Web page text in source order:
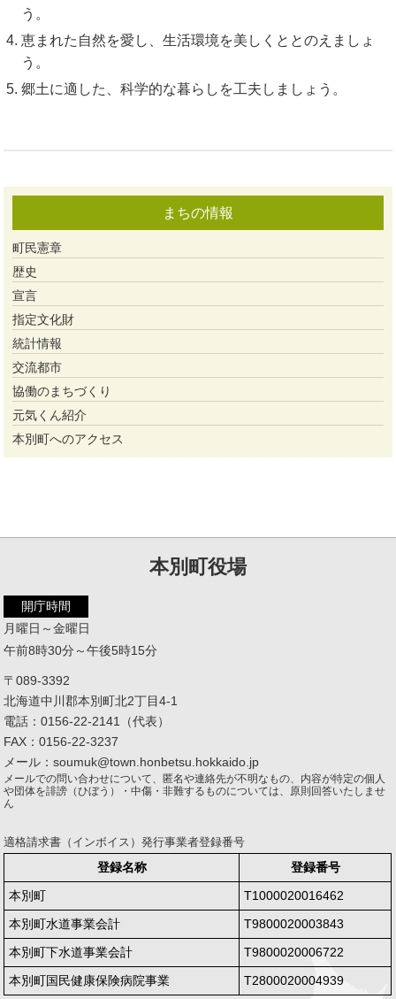
う。
恵まれた自然を愛し、生活環境を美しくととのえましょ
う。
郷土に適した、科学的な暮らしを工夫しましょう。
まちの情報
町民憲章
歴史
宣言
指定文化財
統計情報
交流都市
協働のまちづくり
元気くん紹介
本別町へのアクセス
本別町役場
開庁時間
月曜日～金曜日
午前8時30分～午後5時15分
〒089-3392
北海道中川郡本別町北2丁目4-1
電話：0156-22-2141（代表）
FAX：0156-22-3237
メール：soumuk@town.honbetsu.hokkaido.jp
メールでの問い合わせについて、匿名や連絡先が不明なもの、内容が特定の個人
や団体を誹謗（ひぼう）・中傷・非難するものについては、原則回答いたしませ
ん
適格請求書（インボイス）発行事業者登録番号
登録名称
登録番号
本別町
T1000020016462
本別町水道事業会計
T9800020003843
本別町下水道事業会計
T9800020006722
本別町国民健康保険病院事業
T2800020004939